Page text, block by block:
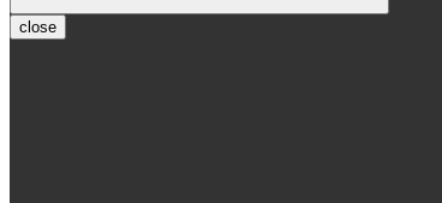
close